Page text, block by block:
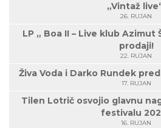
„Vintaž
26. RUJAN
LP „ Boa II – Live klub Azimut
prodaji!
22. RUJAN
Živa Voda i Darko Rundek
17. RUJAN
Tilen Lotrič osvojio glavnu
festivalu
16. RUJAN